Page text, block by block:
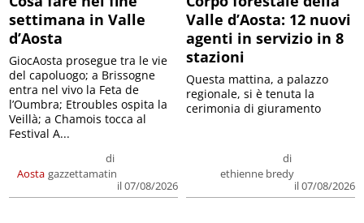
settimana in Valle
d’Aosta
Aosta
di
gazzettamatin
il 07/08/2026
GiocAosta prosegue tra le vie
del capoluogo; a Brissogne
entra nel vivo la Feta de
l’Oumbra; Etroubles ospita la
Veillà; a Chamois tocca al
Festival A...
Valle d’Aosta: 12 nuovi
agenti in servizio in 8
stazioni
di
ethienne bredy
il 07/08/2026
Questa mattina, a palazzo
regionale, si è tenuta la
cerimonia di giuramento